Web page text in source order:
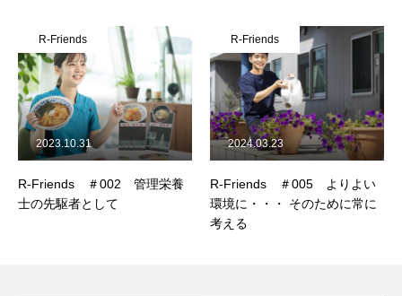
HOME ホーム
COMPANY 会社を知る
R-Friends
R-Friends ＃002 管理栄養
士の先駆者として
2023.10.31
R-Friends
R-Friends ＃005 よりよい
環境に・・・ そのために常に
考える
2024.03.23